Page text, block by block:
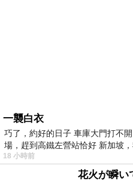
一襲白衣
巧了，約好的日子 車庫大門打不
場，趕到高鐵左營站恰好 新加坡
18 小時前
花火が瞬い